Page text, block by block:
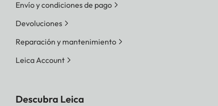
Envío y condiciones de pago
Devoluciones
Reparación y mantenimiento
Leica Account
Descubra Leica